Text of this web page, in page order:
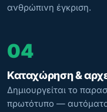
ανθρώπινη έγκριση.
04
Καταχώρηση &
Δημιουργείται το
πρωτότυπο —